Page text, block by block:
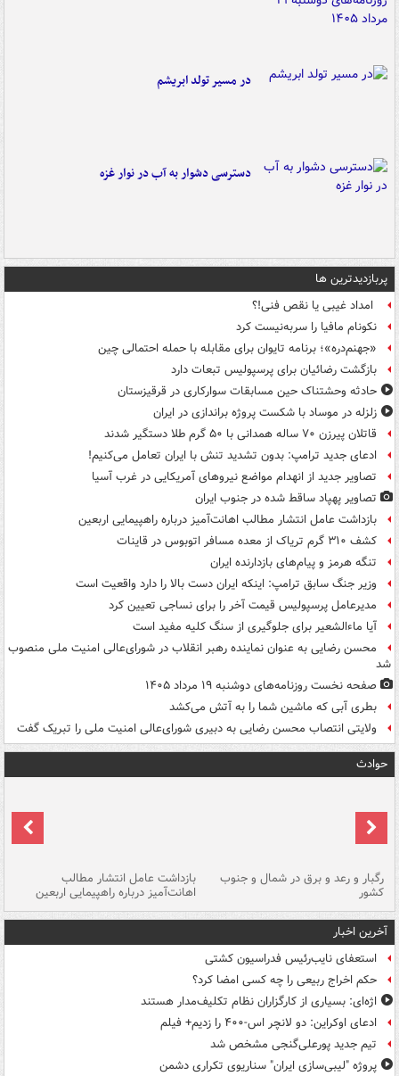
در مسیر تولد ابریشم
دسترسی دشوار به آب در نوار غزه
پربازدیدترین ها
امداد غیبی یا نقص فنی!؟
نکونام مافیا را سربه‌نیست کرد
«جهنم‌دره»؛ برنامه تایوان برای مقابله با حمله احتمالی چین
بازگشت رضائیان برای پرسپولیس تبعات دارد
حادثه وحشتناک حین مسابقات سوارکاری در قرقیزستان
زلزله در موساد با شکست پروژه براندازی در ایران
قاتلان پیرزن ۷۰ ساله همدانی با ۵۰ گرم طلا دستگیر شدند
ادعای جدید ترامپ: بدون تشدید تنش با ایران تعامل می‌کنیم!
تصاویر جدید از انهدام مواضع نیروهای آمریکایی در غرب آسیا
تصاویر پهپاد ساقط شده در جنوب ایران
بازداشت عامل انتشار مطالب اهانت‌آمیز درباره راهپیمایی اربعین
کشف ۳۱۰ گرم تریاک از معده مسافر اتوبوس در قاینات
تنگه هرمز و پیام‌های بازدارنده ایران
وزیر جنگ سابق ترامپ: اینکه ایران دست بالا را دارد واقعیت است
مدیرعامل پرسپولیس قیمت آخر را برای نساجی تعیین کرد
آیا ماءالشعیر برای جلوگیری از سنگ کلیه مفید است
محسن رضایی به عنوان نماینده رهبر انقلاب در شورای‌عالی امنیت ملی منصوب
شد
صفحه نخست روزنامه‌های دوشنبه ۱۹ مرداد ۱۴۰۵
بطری آبی که ماشین شما را به آتش می‌کشد
ولایتی انتصاب محسن رضایی به دبیری شورای‌عالی امنیت ملی را تبریک گفت
حوادث
رگبار و رعد و برق در شمال و جنوب
کشور
بازداشت عامل انتشار مطالب
اهانت‌آمیز درباره راهپیمایی اربعین
آخرین اخبار
استعفای نایب‌رئیس فدراسیون کشتی
حکم اخراج ربیعی را چه کسی امضا کرد؟
اژه‌ای: بسیاری از کارگزاران نظام تکلیف‌مدار هستند
ادعای اوکراین: دو لانچر اس-۴۰۰ را زدیم+ فیلم
تیم جدید پورعلی‌گنجی مشخص شد
پروژه "لیبی‌سازی ایران" سناریوی تکراری دشمن